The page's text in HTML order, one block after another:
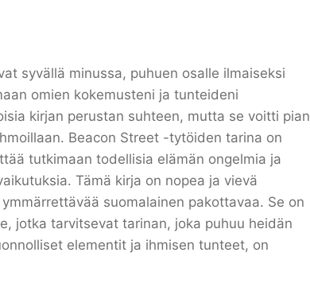
syvällä minussa, puhuen osalle ilmaiseksi
omien kokemusteni ja tunteideni
kirjan perustan suhteen, mutta se voitti pian
Beacon Street -tytöiden tarina on
tutkimaan todellisia elämän ongelmia ja
Tämä kirja on nopea ja vievä
suomalainen pakottavaa. Se on
jotka tarvitsevat tarinan, joka puhuu heidän
elementit ja ihmisen tunteet, on